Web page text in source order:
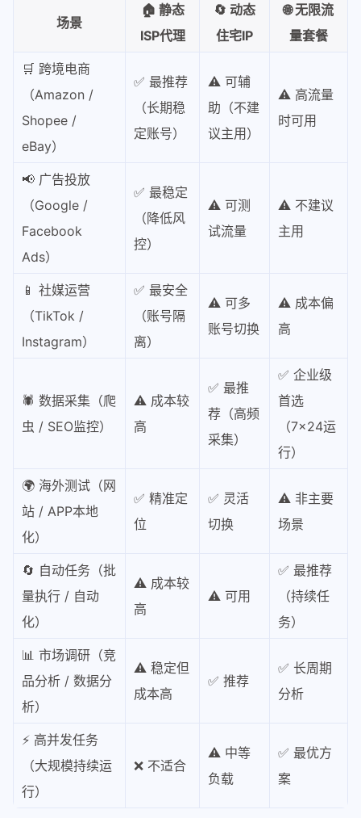
场景
🏠 静态
ISP代理
🔄 动态
住宅IP
🌐 无限流
量套餐
🛒 跨境电商
（Amazon /
Shopee /
eBay）
✅ 最推荐
（长期稳
定账号）
⚠️ 可辅
助（不建
议主用）
⚠️ 高流量
时可用
📢 广告投放
（Google /
Facebook
Ads）
✅ 最稳定
（降低风
控）
⚠️ 可测
试流量
⚠️ 不建议
主用
📱 社媒运营
（TikTok /
Instagram）
✅ 最安全
（账号隔
离）
⚠️ 可多
账号切换
⚠️ 成本偏
高
🕷️ 数据采集（爬
虫 / SEO监控）
⚠️ 成本较
高
✅ 最推
荐（高频
采集）
✅ 企业级
首选
（7×24运
行）
🌍 海外测试（网
站 / APP本地
化）
✅ 精准定
位
✅ 灵活
切换
⚠️ 非主要
场景
🔄 自动任务（批
量执行 / 自动
化）
⚠️ 成本较
高
⚠️ 可用
✅ 最推荐
（持续任
务）
📊 市场调研（竞
品分析 / 数据分
析）
⚠️ 稳定但
成本高
✅ 推荐
✅ 长周期
分析
⚡ 高并发任务
（大规模持续运
行）
❌ 不适合
⚠️ 中等
负载
✅ 最优方
案